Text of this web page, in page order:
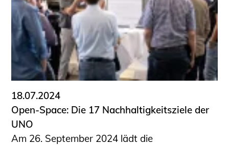
18.07.2024
Open-Space: Die 17 Nachhaltigkeitsziele der
UNO
Am 26. September 2024 lädt die